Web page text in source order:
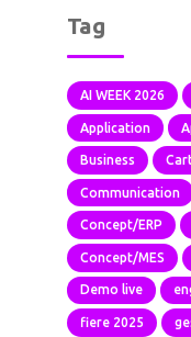
Tag
AI WEEK 2026
Application
Business
Communication
Concept/ERP
Concept/MES
Demo live
fiere 2025